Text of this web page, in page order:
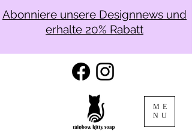
Abonniere unsere Designnews und
erhalte 20% Rabatt
ME
NU